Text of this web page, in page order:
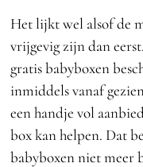
Het lijkt wel alsof de
vrijgevig zijn dan
gratis babyboxen
inmiddels vanaf
een handje vol
box kan helpen. Dat
babyboxen niet meer